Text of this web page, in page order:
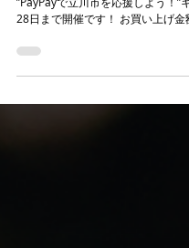
【PayPay】最大20％戻っ
ン！
またまた立川市とPayPayとのコラ
”PayPayで立川市を応援しよう！”
るとてもお得な企画になっていま